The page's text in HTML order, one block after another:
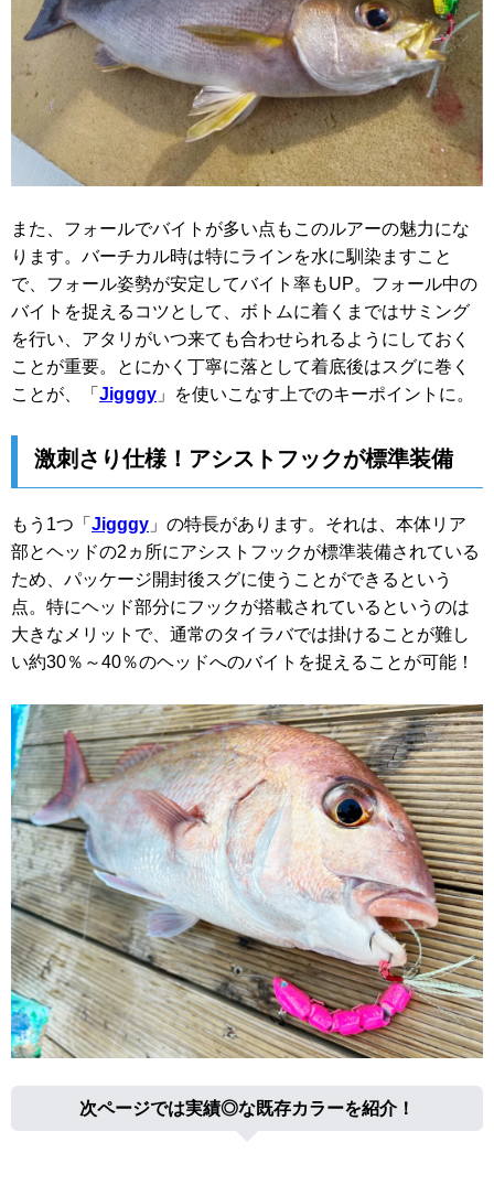
また、フォールでバイトが多い点もこのルアーの魅力にな
ります。バーチカル時は特にラインを水に馴染ますこと
で、フォール姿勢が安定してバイト率もUP。フォール中の
バイトを捉えるコツとして、ボトムに着くまではサミング
を行い、アタリがいつ来ても合わせられるようにしておく
ことが重要。とにかく丁寧に落として着底後はスグに巻く
ことが、「 Jigggy 」を使いこなす上でのキーポイントに。
激刺さり仕様！アシストフックが標準装備
もう1つ「 Jigggy 」の特長があります。それは、本体リア
部とヘッドの2ヵ所にアシストフックが標準装備されている
ため、パッケージ開封後スグに使うことができるという
点。特にヘッド部分にフックが搭載されているというのは
大きなメリットで、通常のタイラバでは掛けることが難し
い約30％～40％のヘッドへのバイトを捉えることが可能！
次ページでは実績◎な既存カラーを紹介！